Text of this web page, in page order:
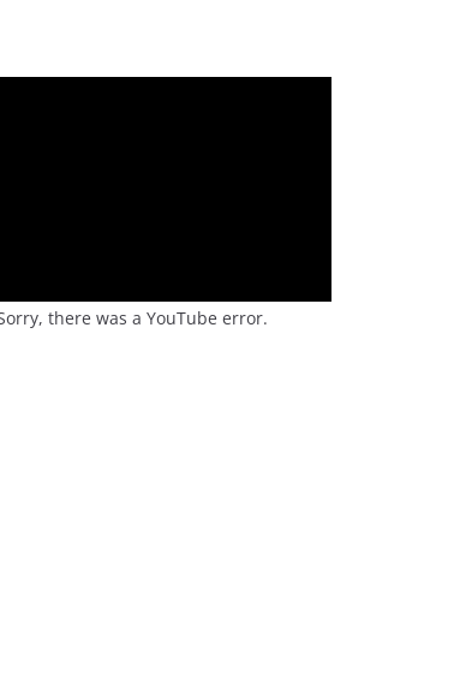
there was a YouTube error.